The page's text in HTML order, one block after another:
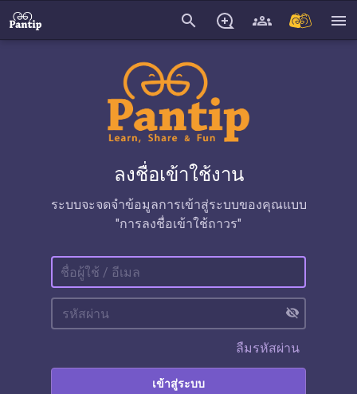
search menu
ลงชื่อเข้าใช้งาน
ระบบจะจดจำข้อมูลการเข้าสู่ระบบของคุณแบบ
"การลงชื่อเข้าใช้ถาวร"
visibility_off
ลืมรหัสผ่าน
เข้าสู่ระบบ